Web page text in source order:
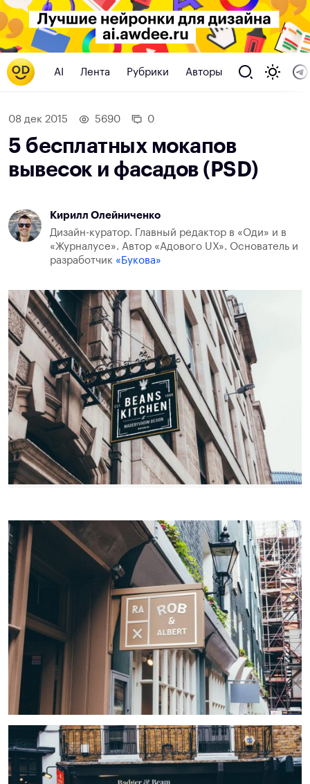
AI Лента Рубрики Авторы
08 дек 2015 5690 0
5 бесплатных мокапов
вывесок и фасадов (PSD)
Кирилл Олейниченко
Дизайн-куратор. Главный редактор в «Оди» и в
«Журналусе». Автор «Адового UX». Основатель и
разработчик «Букова»